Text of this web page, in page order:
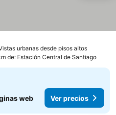
urbanas desde pisos altos
de: Estación Central de Santiago
web Ver precios